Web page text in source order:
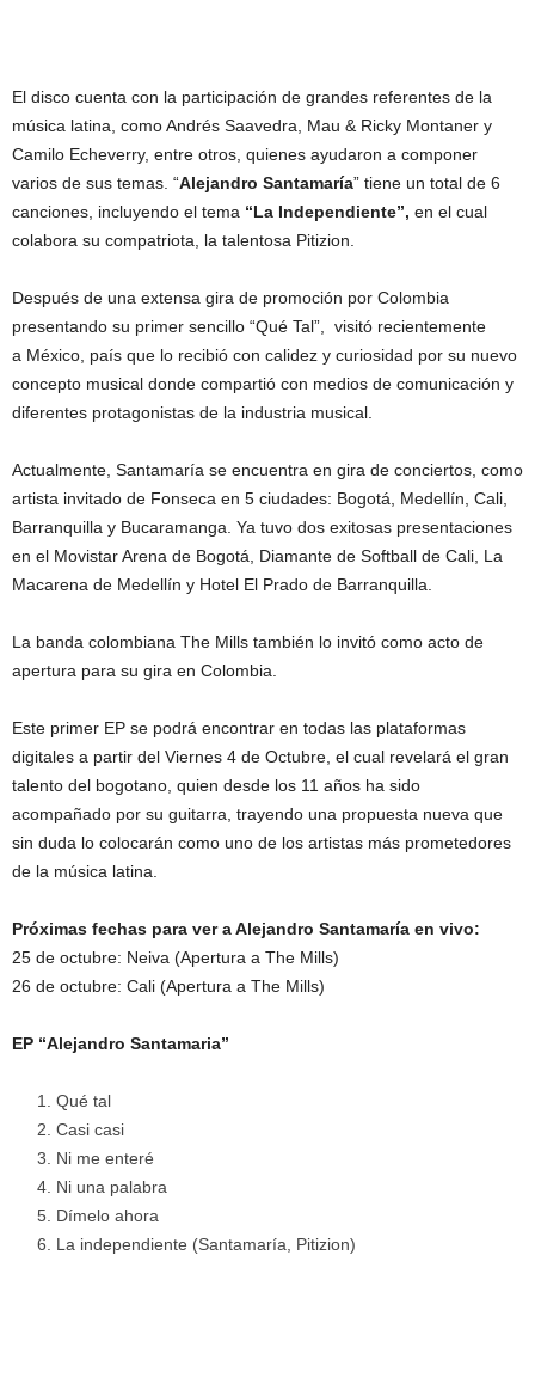
El disco cuenta con la participación de grandes referentes de la
música latina, como Andrés Saavedra, Mau & Ricky Montaner y
Camilo Echeverry, entre otros, quienes ayudaron a componer
varios de sus temas. “Alejandro Santamaría” tiene un total de 6
canciones, incluyendo el tema “La Independiente”, en el cual
colabora su compatriota, la talentosa Pitizion.
Después de una extensa gira de promoción por Colombia
presentando su primer sencillo “Qué Tal”, visitó recientemente
a México, país que lo recibió con calidez y curiosidad por su nuevo
concepto musical donde compartió con medios de comunicación y
diferentes protagonistas de la industria musical.
Actualmente, Santamaría se encuentra en gira de conciertos, como
artista invitado de Fonseca en 5 ciudades: Bogotá, Medellín, Cali,
Barranquilla y Bucaramanga. Ya tuvo dos exitosas presentaciones
en el Movistar Arena de Bogotá, Diamante de Softball de Cali, La
Macarena de Medellín y Hotel El Prado de Barranquilla.
La banda colombiana The Mills también lo invitó como acto de
apertura para su gira en Colombia.
Este primer EP se podrá encontrar en todas las plataformas
digitales a partir del Viernes 4 de Octubre, el cual revelará el gran
talento del bogotano, quien desde los 11 años ha sido
acompañado por su guitarra, trayendo una propuesta nueva que
sin duda lo colocarán como uno de los artistas más prometedores
de la música latina.
Próximas fechas para ver a Alejandro Santamaría en vivo:
25 de octubre: Neiva (Apertura a The Mills)
26 de octubre: Cali (Apertura a The Mills)
EP “Alejandro Santamaria”
Qué tal
Casi casi
Ni me enteré
Ni una palabra
Dímelo ahora
La independiente (Santamaría, Pitizion)